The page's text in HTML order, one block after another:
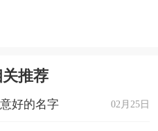
脸美人痣、来颗刘刘
、牛奶小布丁、孜然杨
关机、农夫山泉有点
菇、眉有办法、伍林萌
推荐
02月25日
好的名字